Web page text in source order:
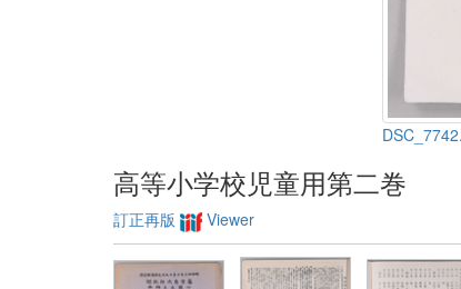
高等小学校児童用第二巻
訂正再版 Viewer